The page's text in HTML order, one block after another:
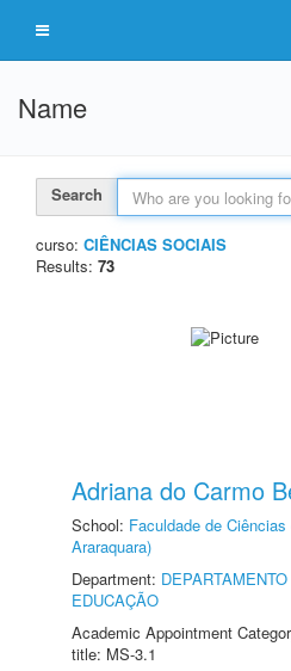
Name
Search
curso: CIÊNCIAS SOCIAIS
Results: 73
Adriana do Carmo
School: Faculdade de
Araraquara)
Department:
EDUCAÇÃO
Academic Appointment
title: MS-3.1